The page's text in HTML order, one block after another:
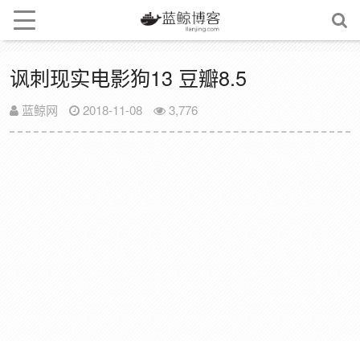
讽刺现实电影狗13 豆瓣8.5
蓝鲸网 2018-11-08 3,776